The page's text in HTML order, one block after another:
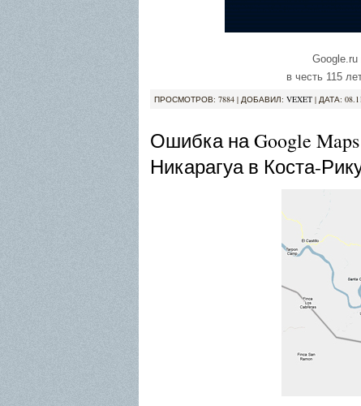
Google.ru
в честь 115
ПРОСМОТРОВ: 7884 | ДОБАВИЛ: VEXET | ДАТА:
Ошибка на Google
Никарагуа в Коста-